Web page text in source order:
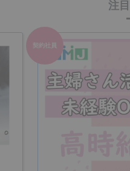
注
契約社員